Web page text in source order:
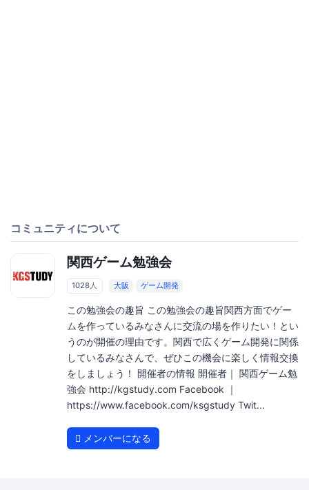
コミュニティについて
関西ゲーム勉強会
1028人 大阪 ゲーム開発
この勉強会の趣旨 この勉強会の趣旨関西方面でゲー
ムを作っているみなさんに交流の場を作りたい！とい
うのが開催の理由です。関西で広くゲーム開発に関係
しているみなさんで、ぜひこの機会に楽しく情報交換
をしましょう！ 開催者の情報 開催者｜ 関西ゲーム勉
強会 http://kgstudy.com Facebook ｜
https://www.facebook.com/ksgstudy Twit...
メンバーになる